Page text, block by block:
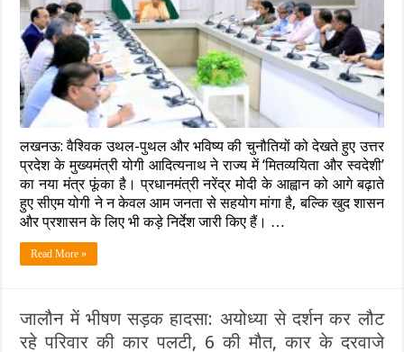
बड़ा
फैसला,
मंत्रियों
की
फ्लीट
में
50%
की
कटौती;
जनता
से
की
ये
खास
अपील….जारी
लखनऊ: वैश्विक उथल-पुथल और भविष्य की चुनौतियों को देखते हुए उत्तर
प्रदेश के मुख्यमंत्री योगी आदित्यनाथ ने राज्य में ‘मितव्ययिता और स्वदेशी’
का नया मंत्र फूंका है। प्रधानमंत्री नरेंद्र मोदी के आह्वान को आगे बढ़ाते
हुए सीएम योगी ने न केवल आम जनता से सहयोग मांगा है, बल्कि खुद शासन
और प्रशासन के लिए भी कड़े निर्देश जारी किए हैं। …
Read More »
जालौन में भीषण सड़क हादसा: अयोध्या से दर्शन कर लौट
रहे परिवार की कार पलटी, 6 की मौत, कार के दरवाजे